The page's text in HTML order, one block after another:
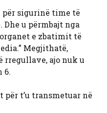
për sigurinë time të
Dhe u përmbajt nga
e zbatimit të
Megjithatë,
ajo nuk u
6.
për t’u transmetuar në